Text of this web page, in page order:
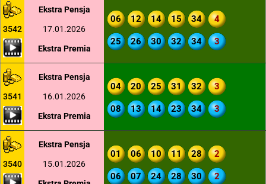
3542
Ekstra Pensja
17.01.2026
Ekstra Premia
06 12 14 15 34 4
25 26 30 32 34 3
3541
Ekstra Pensja
16.01.2026
Ekstra Premia
04 20 25 31 32 3
08 13 14 23 34 3
3540
Ekstra Pensja
15.01.2026
01 06 10 11 28 2
06 07 24 28 30 2